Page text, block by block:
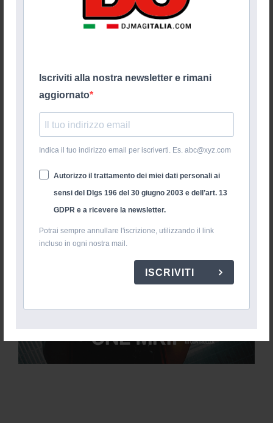
Iscriviti alla nostra newsletter e rimani
aggiornato
Indica il tuo indirizzo email per iscriverti. Es. abc@xyz.com
Autorizzo il trattamento dei miei dati personali ai
sensi del Dlgs 196 del 30 giugno 2003 e dell’art. 13
GDPR e a ricevere la newsletter.
Potrai sempre annullare l'iscrizione, utilizzando il link
incluso in ogni nostra mail.
ISCRIVITI